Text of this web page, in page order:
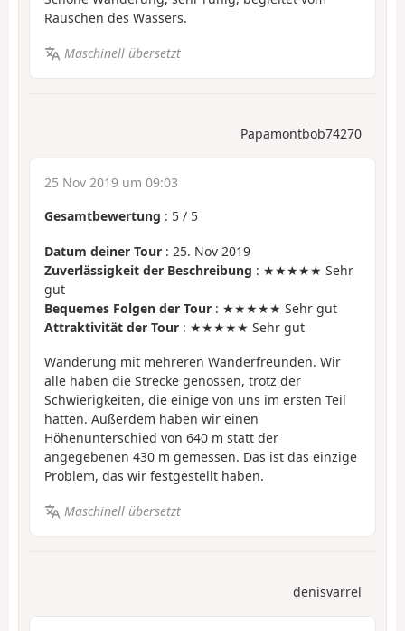
Rauschen des Wassers.
Maschinell übersetzt
Papamontbob74270
25 Nov 2019 um 09:03
Gesamtbewertung : 5 / 5
Datum deiner Tour : 25. Nov 2019
Zuverlässigkeit der Beschreibung : ★★★★★ Sehr
gut
Bequemes Folgen der Tour : ★★★★★ Sehr gut
Attraktivität der Tour : ★★★★★ Sehr gut
Wanderung mit mehreren Wanderfreunden. Wir
alle haben die Strecke genossen, trotz der
Schwierigkeiten, die einige von uns im ersten Teil
hatten. Außerdem haben wir einen
Höhenunterschied von 640 m statt der
angegebenen 430 m gemessen. Das ist das einzige
Problem, das wir festgestellt haben.
Maschinell übersetzt
denisvarrel